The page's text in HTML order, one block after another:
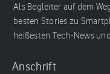
Als Begleiter auf dem
besten Stories zu
heißesten Tech-News
Anschrift